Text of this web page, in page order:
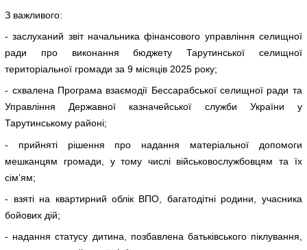
З важливого:
- заслуханий звіт начальника фінансового управління селищної
ради про виконання бюджету Тарутинської селищної
територіальної громади за 9 місяців 2025 року;
- схвалена Програма взаємодії Бессарабської селищної ради та
Управління Державної казначейської служби України у
Тарутинському районі;
- прийняті рішення про надання матеріальної допомоги
мешканцям громади, у тому числі військовослужбовцям та їх
сім’ям;
- взяті на квартирний облік ВПО, багатодітні родини, учасника
бойових дій;
- надання статусу дитина, позбавлена батьківського піклування,